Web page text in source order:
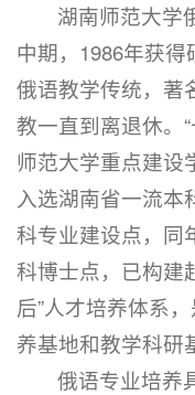
湖南师范大学
中期，1986年获
俄语教学传统，著
教一直到离退休。
师范大学重点建设
入选湖南省一流本
科专业建设点，同
科博士点，已构建
后”人才培养体系
养基地和教学科研
俄语专业培养